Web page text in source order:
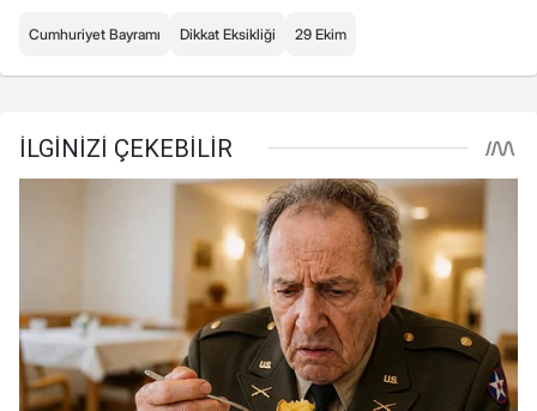
Cumhuriyet Bayramı Dikkat Eksikliği 29 Ekim